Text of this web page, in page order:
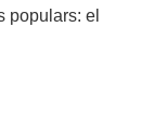
populars: el